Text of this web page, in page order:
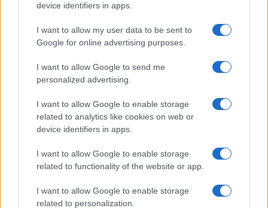
device identifiers in apps.
I want to allow my user data to be sent to
Google for online advertising purposes.
I want to allow Google to send me
personalized advertising.
I want to allow Google to enable storage
related to analytics like cookies on web or
device identifiers in apps.
I want to allow Google to enable storage
related to functionality of the website or app.
I want to allow Google to enable storage
related to personalization.
El Brent cae un 8.3% y arrastra a las materias primas
Lucía Herrera · 7 Ago 2026
CRIPTOMONEDAS